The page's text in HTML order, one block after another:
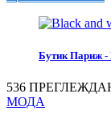
Бутик Париж -
536
МОДА